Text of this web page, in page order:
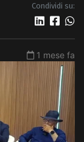
Condividi su:
1 mese fa